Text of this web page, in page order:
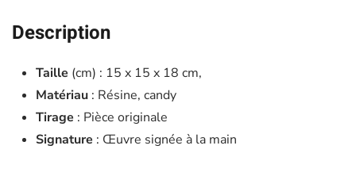
Description
Taille (cm) : 15 x 15 x 18 cm,
Matériau : Résine, candy
Tirage : Pièce originale
Signature : Œuvre signée à la main